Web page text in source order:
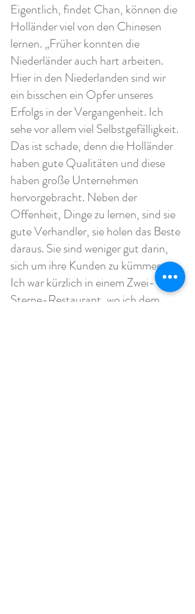
Eigentlich, findet Chan, können die
Holländer viel von den Chinesen
lernen. „Früher konnten die
Niederländer auch hart arbeiten.
Hier in den Niederlanden sind wir
ein bisschen ein Opfer unseres
Erfolgs in der Vergangenheit. Ich
sehe vor allem viel Selbstgefälligkeit.
Das ist schade, denn die Holländer
haben gute Qualitäten und diese
haben große Unternehmen
hervorgebracht. Neben der
Offenheit, Dinge zu lernen, sind sie
gute Verhandler, sie holen das Beste
daraus. Sie sind weniger gut darin,
sich um ihre Kunden zu kümmern.
Ich war kürzlich in einem Zwei-
Sterne-Restaurant, wo ich dem